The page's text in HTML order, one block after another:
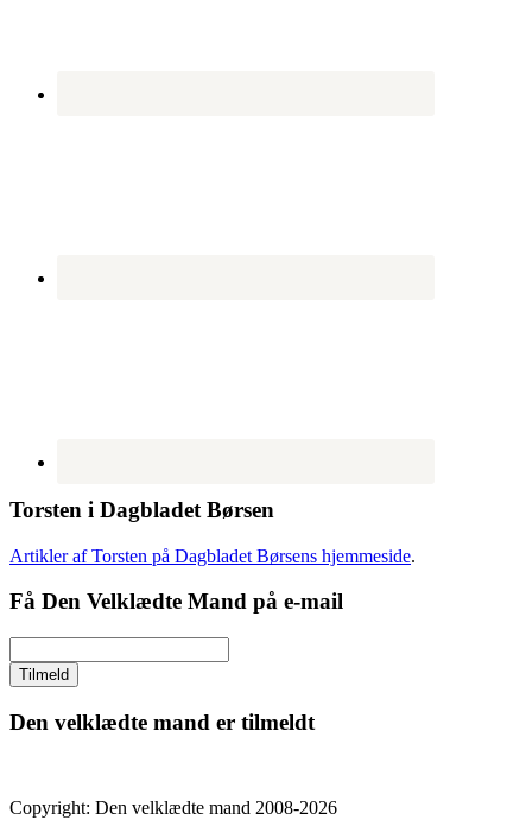
Torsten i Dagbladet Børsen
Artikler af Torsten på Dagbladet Børsens hjemmeside.
Få Den Velklædte Mand på e-mail
Den velklædte mand er tilmeldt
Copyright: Den velklædte mand 2008-2026